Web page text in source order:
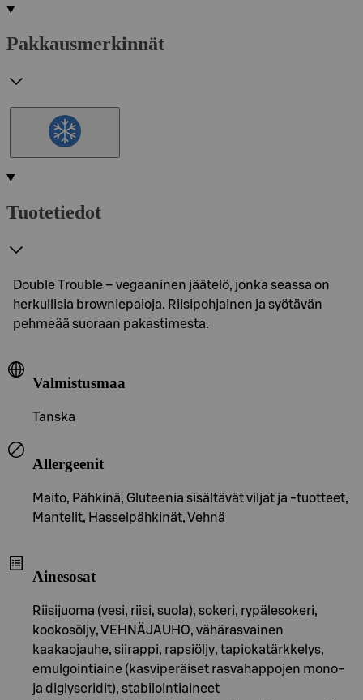
Pakkausmerkinnät
Tuotetiedot
Double Trouble – vegaaninen jäätelö, jonka seassa on
herkullisia browniepaloja. Riisipohjainen ja syötävän
pehmeää suoraan pakastimesta.
Valmistusmaa
Tanska
Allergeenit
Maito, Pähkinä, Gluteenia sisältävät viljat ja -tuotteet,
Mantelit, Hasselpähkinät, Vehnä
Ainesosat
Riisijuoma (vesi, riisi, suola), sokeri, rypälesokeri,
kookosöljy, VEHNÄJAUHO, vähärasvainen
kaakaojauhe, siirappi, rapsiöljy, tapiokatärkkelys,
emulgointiaine (kasviperäiset rasvahappojen mono-
ja diglyseridit), stabilointiaineet